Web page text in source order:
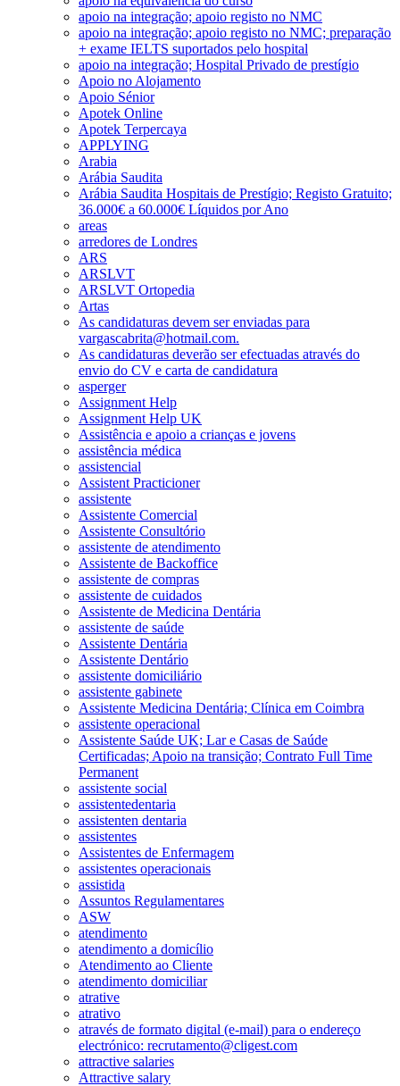
apoio na integração; apoio registo no NMC
apoio na integração; apoio registo no NMC; preparação
+ exame IELTS suportados pelo hospital
apoio na integração; Hospital Privado de prestígio
Apoio no Alojamento
Apoio Sénior
Apotek Online
Apotek Terpercaya
APPLYING
Arabia
Arábia Saudita
Arábia Saudita Hospitais de Prestígio; Registo Gratuito;
36.000€ a 60.000€ Líquidos por Ano
areas
arredores de Londres
ARS
ARSLVT
ARSLVT Ortopedia
Artas
As candidaturas devem ser enviadas para
vargascabrita@hotmail.com.
As candidaturas deverão ser efectuadas através do
envio do CV e carta de candidatura
asperger
Assignment Help
Assignment Help UK
Assistência e apoio a crianças e jovens
assistência médica
assistencial
Assistent Practicioner
assistente
Assistente Comercial
Assistente Consultório
assistente de atendimento
Assistente de Backoffice
assistente de compras
assistente de cuidados
Assistente de Medicina Dentária
assistente de saúde
Assistente Dentária
Assistente Dentário
assistente domiciliário
assistente gabinete
Assistente Medicina Dentária; Clínica em Coimbra
assistente operacional
Assistente Saúde UK; Lar e Casas de Saúde
Certificadas; Apoio na transição; Contrato Full Time
Permanent
assistente social
assistentedentaria
assistenten dentaria
assistentes
Assistentes de Enfermagem
assistentes operacionais
assistida
Assuntos Regulamentares
ASW
atendimento
atendimento a domicílio
Atendimento ao Cliente
atendimento domiciliar
atrative
atrativo
através de formato digital (e-mail) para o endereço
electrónico: recrutamento@cligest.com
attractive salaries
Attractive salary